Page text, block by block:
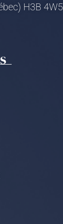
H3B 4W5